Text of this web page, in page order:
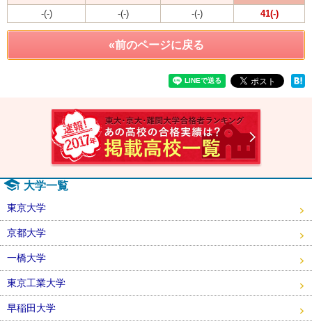
-(-)
-(-) -(-) 41(-)
«前のページに戻る
大学一覧
東京大学
京都大学
一橋大学
東京工業大学
早稲田大学